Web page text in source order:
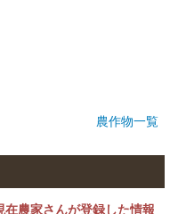
農作物一覧
在農家さんが登録した情報